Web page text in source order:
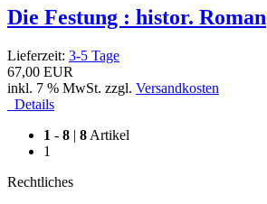
Die Festung : histor. Roman
Lieferzeit: 3-5 Tage
67,00 EUR
inkl. 7 % MwSt. zzgl. Versandkosten
Details
1 - 8 | 8 Artikel
1
Rechtliches